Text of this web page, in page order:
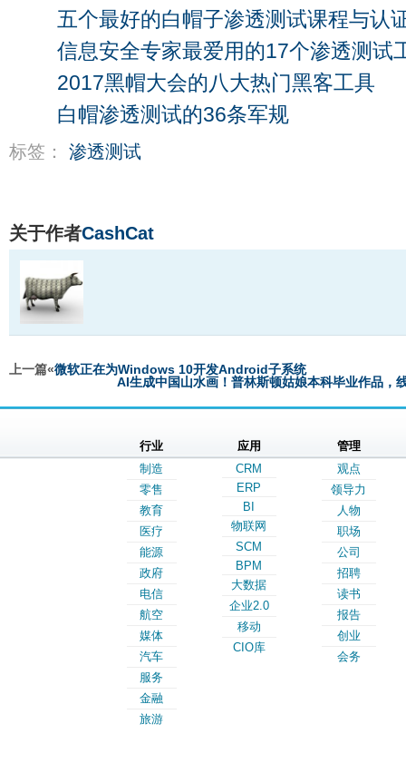
五个最好的白帽子渗透测试课程与认
信息安全专家最爱用的17个渗透测试
2017黑帽大会的八大热门黑客工具
白帽渗透测试的36条军规
标签： 渗透测试
关于作者CashCat
上一篇«微软正在为Windows 10开发Android子系统
AI生成中国山水画！普林斯顿姑娘本科毕业作品，
行业
制造
零售
教育
医疗
能源
政府
电信
航空
媒体
汽车
服务
金融
旅游
应用
CRM
ERP
BI
物联网
SCM
BPM
大数据
企业2.0
移动
CIO库
管理
观点
领导力
人物
职场
公司
招聘
读书
报告
创业
会务